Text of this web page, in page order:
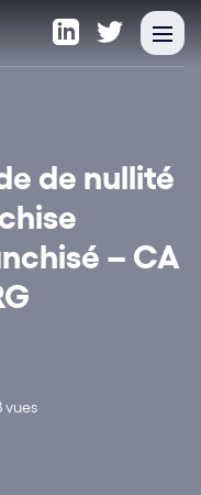
de nullité
– CA
vues